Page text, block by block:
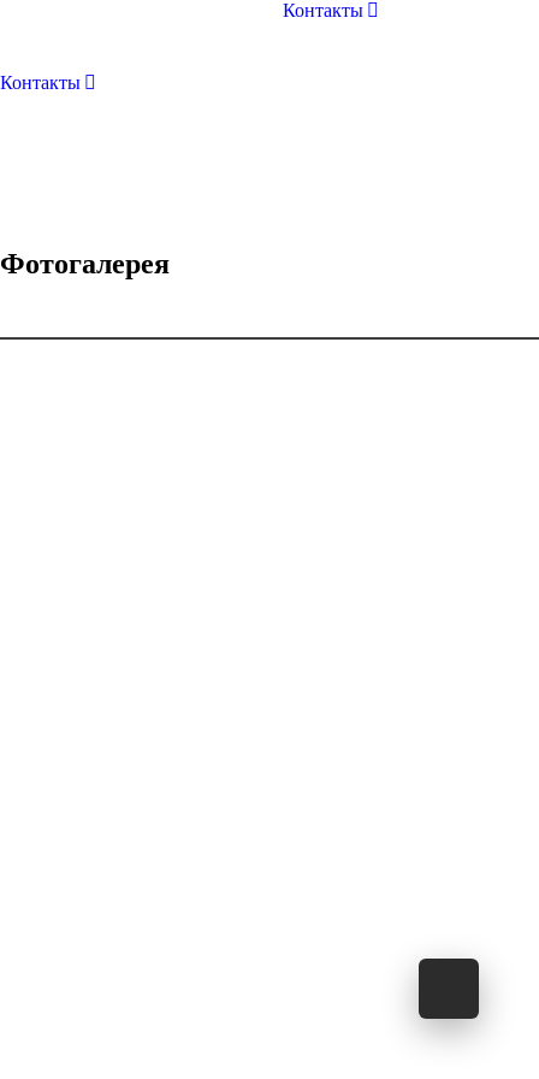
Контакты
Контакты
Фотогалерея